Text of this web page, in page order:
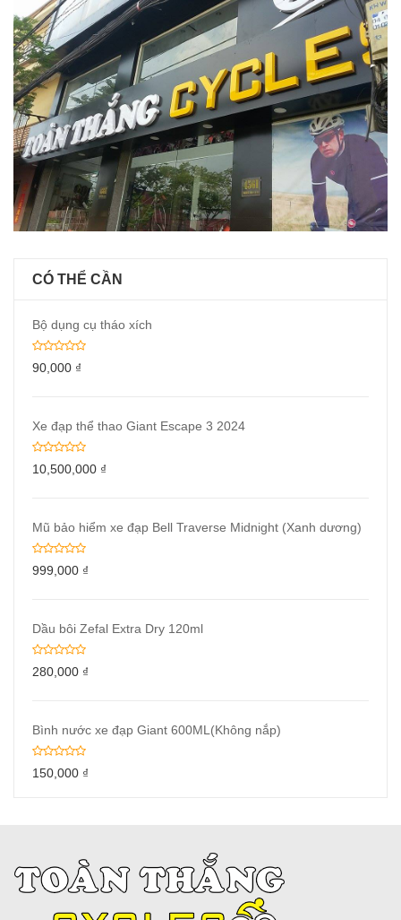
CÓ THỂ CẦN
Bộ dụng cụ tháo xích
90,000 ₫
Xe đạp thể thao Giant Escape 3 2024
10,500,000 ₫
Mũ bảo hiểm xe đạp Bell Traverse Midnight (Xanh dương)
999,000 ₫
Dầu bôi Zefal Extra Dry 120ml
280,000 ₫
Bình nước xe đạp Giant 600ML(Không nắp)
150,000 ₫